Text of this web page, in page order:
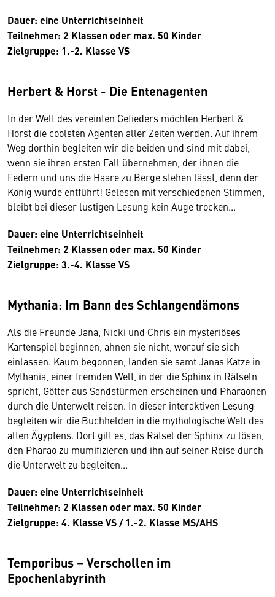
Dauer: eine Unterrichtseinheit
Teilnehmer: 2 Klassen oder max. 50 Kinder
Zielgruppe: 1.-2. Klasse VS
Herbert & Horst - Die Entenagenten
In der Welt des vereinten Gefieders möchten Herbert &
Horst die coolsten Agenten aller Zeiten werden. Auf ihrem
Weg dorthin begleiten wir die beiden und sind mit dabei,
wenn sie ihren ersten Fall übernehmen, der ihnen die
Federn und uns die Haare zu Berge stehen lässt, denn der
König wurde entführt! Gelesen mit verschiedenen Stimmen,
bleibt bei dieser lustigen Lesung kein Auge trocken...
Dauer: eine Unterrichtseinheit
Teilnehmer: 2 Klassen oder max. 50 Kinder
Zielgruppe: 3.-4. Klasse VS
Mythania: Im Bann des Schlangendämons
Als die Freunde Jana, Nicki und Chris ein mysteriöses
Kartenspiel beginnen, ahnen sie nicht, worauf sie sich
einlassen. Kaum begonnen, landen sie samt Janas Katze in
Mythania, einer fremden Welt, in der die Sphinx in Rätseln
spricht, Götter aus Sandstürmen erscheinen und Pharaonen
durch die Unterwelt reisen. In dieser interaktiven Lesung
begleiten wir die Buchhelden in die mythologische Welt des
alten Ägyptens. Dort gilt es, das Rätsel der Sphinx zu lösen,
den Pharao zu mumifizieren und ihn auf seiner Reise durch
die Unterwelt zu begleiten...
Dauer: eine Unterrichtseinheit
Teilnehmer: 2 Klassen oder max. 50 Kinder
Zielgruppe: 4. Klasse VS / 1.-2. Klasse MS/AHS
Temporibus – Verschollen im
Epochenlabyrinth